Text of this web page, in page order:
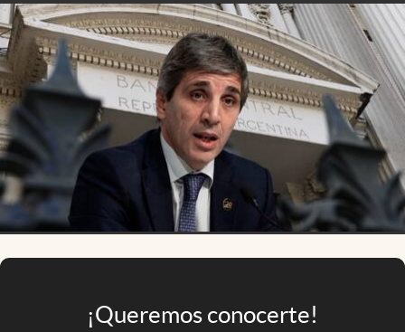
Clase
Clima
Mundial 2026
Eventos Corporativos
El Cronista Studio
Mediakit
abre en nueva pestaña
¡Queremos conocerte!